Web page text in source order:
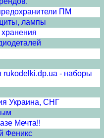
ПМ
лампы
rukodelki.dp.ua - наборы
Украина, СНГ
Мечта!!
Феникс